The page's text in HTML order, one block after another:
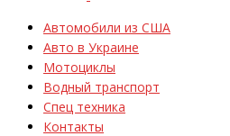
Автомобили из США
Авто в Украине
Мотоциклы
Водный транспорт
Спец техника
Контакты